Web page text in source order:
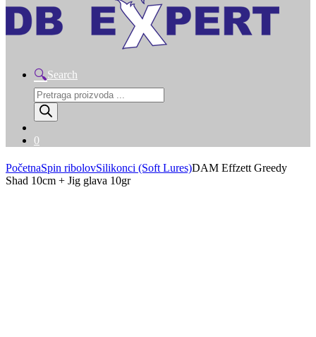
Search
Products
search
0
PočetnaSpin ribolovSilikonci (Soft Lures)DAM Effzett Greedy
Shad 10cm + Jig glava 10gr